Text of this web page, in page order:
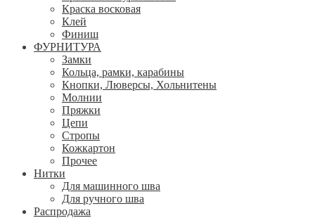
Краска восковая
Клей
Финиш
ФУРНИТУРА
Замки
Кольца, рамки, карабины
Кнопки, Люверсы, Хольнитены
Молнии
Пряжки
Цепи
Стропы
Кожкартон
Прочее
Нитки
Для машинного шва
Для ручного шва
Распродажа